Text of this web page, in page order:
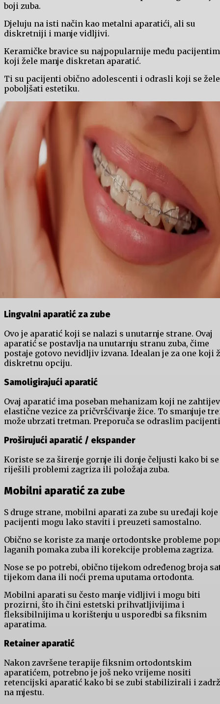
boji zuba.
Djeluju na isti način kao metalni aparatići, ali su
diskretniji i manje vidljivi.
Keramičke bravice su najpopularnije među
koji žele manje diskretan aparatić.
Ti su pacijenti obično adolescenti i odrasli koji se žele
poboljšati estetiku.
Lingvalni aparatić za zube
Ovo je aparatić koji se nalazi s unutarnje strane. Ovaj
aparatić se postavlja na unutarnju stranu zuba, čime
postaje gotovo nevidljiv izvana. Idealan je za one koji
diskretnu opciju.
Samoligirajući aparatić
Ovaj aparatić ima poseban mehanizam koji ne
elastične vezice za pričvršćivanje žice. To smanjuje
može ubrzati tretman. Preporuča se odraslim
Proširujući aparatić / ekspander
Koriste se za širenje gornje ili donje čeljusti kako bi se
riješili problemi zagriza ili položaja zuba.
Mobilni aparatić za zube
S druge strane, mobilni aparati za zube su uređaji koje
pacijenti mogu lako staviti i preuzeti samostalno.
Obično se koriste za manje ortodontske probleme
laganih pomaka zuba ili korekcije problema zagriza.
Nose se po potrebi, obično tijekom određenog broja
tijekom dana ili noći prema uputama ortodonta.
Mobilni aparati su često manje vidljivi i mogu biti
prozirni, što ih čini estetski prihvatljivijima i
fleksibilnijima u korištenju u usporedbi sa fiksnim
aparatima.
Retainer aparatić
Nakon završene terapije fiksnim ortodontskim
aparatićem, potrebno je još neko vrijeme nositi
retencijski aparatić kako bi se zubi stabilizirali i
na mjestu.